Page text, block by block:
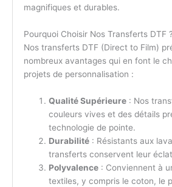
magnifiques et durables.
Pourquoi Choisir Nos Transferts DTF ?
Nos transferts DTF (Direct to Film)
nombreux avantages qui en font le
projets de personnalisation :
Qualité Supérieure: Nos
couleurs vives et des détails
technologie de pointe.
Durabilité: Résistants aux
transferts conservent leur
Polyvalence: Conviennent à
textiles, y compris le coton, le